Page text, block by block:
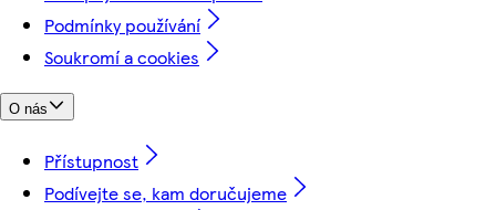
Podmínky používání
Soukromí a cookies
O nás
Přístupnost
Podívejte se, kam doručujeme